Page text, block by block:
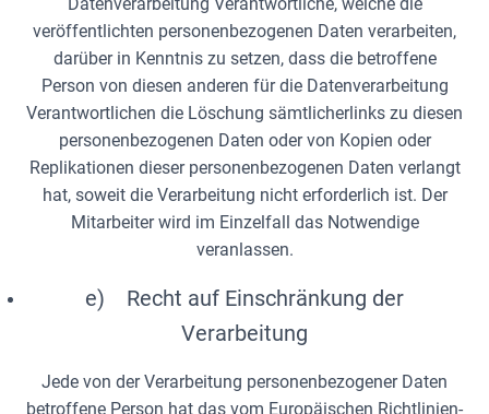
veröffentlichten personenbezogenen Daten verarbeiten,
darüber in Kenntnis zu setzen, dass die betroffene
Person von diesen anderen für die Datenverarbeitung
Verantwortlichen die Löschung sämtlicherlinks zu diesen
personenbezogenen Daten oder von Kopien oder
Replikationen dieser personenbezogenen Daten verlangt
hat, soweit die Verarbeitung nicht erforderlich ist. Der
Mitarbeiter wird im Einzelfall das Notwendige
veranlassen.
e) Recht auf Einschränkung der
Verarbeitung
Jede von der Verarbeitung personenbezogener Daten
betroffene Person hat das vom Europäischen Richtlinien-